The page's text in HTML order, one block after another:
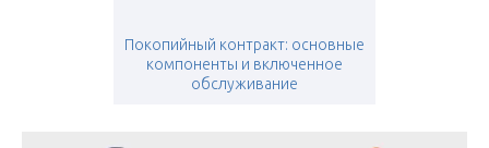
Покопийный контракт: основные
компоненты и включенное
обслуживание